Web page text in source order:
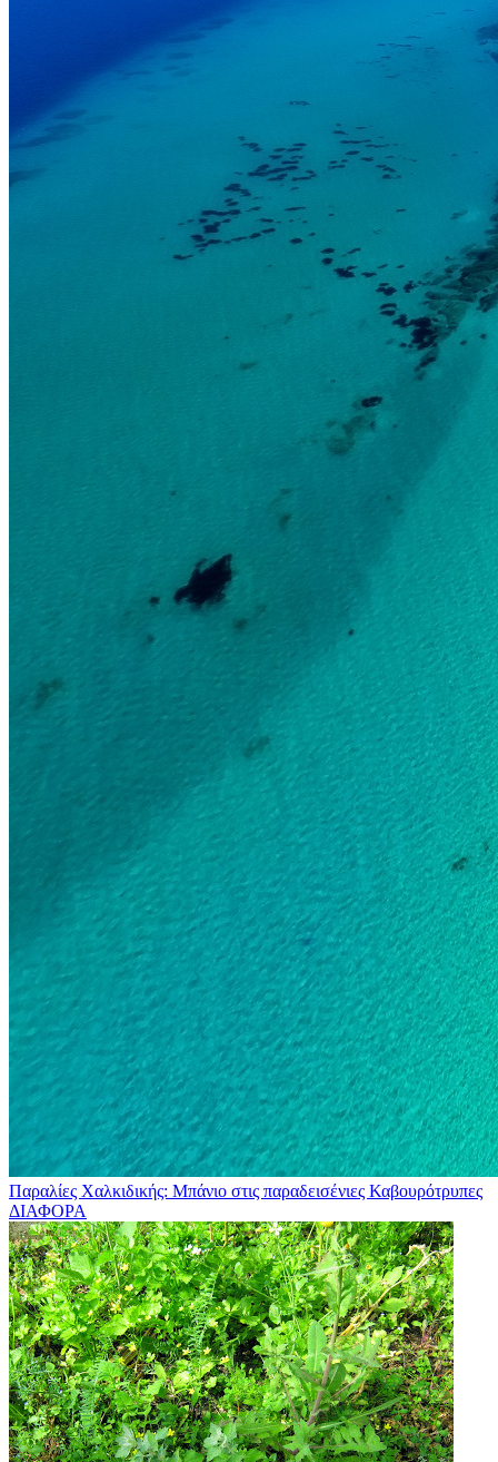
Παραλίες Χαλκιδικής: Μπάνιο στις παραδεισένιες Καβουρότρυπες
ΔΙΑΦΟΡΑ